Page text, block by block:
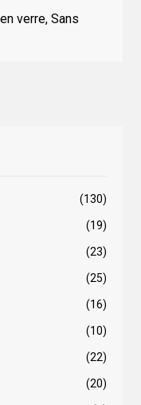
verre, Sans
(130)
(19)
(23)
(25)
(16)
(10)
(22)
(20)